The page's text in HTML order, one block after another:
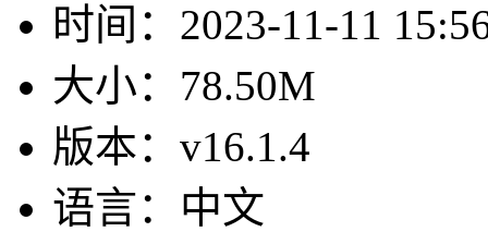
时间： 2023-11-11
大小： 78.50M
版本： v16.1.4
语言： 中文